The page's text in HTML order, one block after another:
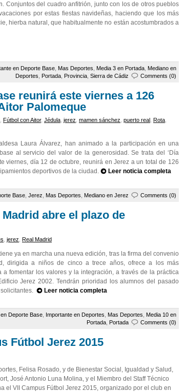
Conjuntos del cuadro anfitrión, junto con los de otros pueblos
por estas fiestas navideñas, haciendo que los más
hierba natural, que habitualmente no están acostumbrados a
en Deporte Base Mas Deportes Media 3 en Portada Mediano en
Deportes
Portada Provincia Sierra de Cádiz Comments (0)
reunirá este viernes a 126
Palomeque
Fútbol con Aitor, Jédula jerez mamen sánchez puerto real Rota
Laura Álvarez, han animado a la participación en una
al servicio del valor de la generosidad. Se trata del ‘Día
viernes, día 12 de octubre, reunirá en Jerez a un total de 126
deportivos de la ciudad.
Leer noticia completa
Base Jerez Mas Deportes Mediano en Jerez Comments (0)
abre el plazo de
jerez Real Madrid
ya en marcha una nueva edición, tras la firma del convenio
dirigida a niños de cinco a trece años, ofrece a los más
fomentar los valores y la integración, a través de la práctica
Jerez 2002. Tendrán prioridad los alumnos del pasado
Leer noticia completa
Deporte Base Importante en Deportes Mas Deportes
Media 10 en
Portada Portada Comments (0)
Fútbol Jerez 2015
Felisa Rosado, y de Bienestar Social, Igualdad y Salud,
José Antonio Luna Molina, y el Miembro del Staff Técnico
el VII Campus Fútbol Jerez 2015, organizado por el club en